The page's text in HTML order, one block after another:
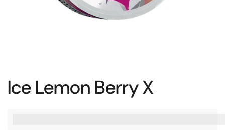
Ice Lemon Berry X